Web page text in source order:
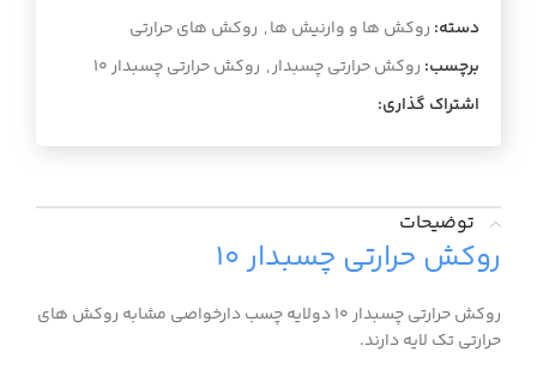
دسته: روکش ها و وارنیش ها, روکش های حرارتی
برچسب: روکش حرارتی چسبدار, روکش حرارتی چسبدار ۱۰
اشتراک گذاری:
توضیحات
روکش حرارتی چسبدار ۱۰
روکش حرارتی چسبدار ۱۰ دولایه چسب دارخواصی مشابه روکش های
حرارتی تک لایه دارند.